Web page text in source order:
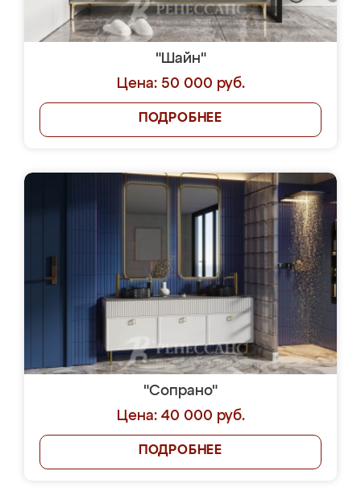
"Шайн"
Цена: 50 000 руб.
ПОДРОБНЕЕ
"Сопрано"
Цена: 40 000 руб.
ПОДРОБНЕЕ